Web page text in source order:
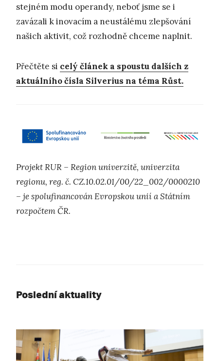
stejném modu operandy, neboť jsme se i
zavázali k inovacím a neustálému zlepšování
našich aktivit, což rozhodně chceme naplnit.
Přečtěte si celý článek a spoustu dalších z
aktuálního čísla Silverius na téma Růst.
Projekt RUR – Region univerzitě, univerzita
regionu, reg. č. CZ.10.02.01/00/22_002/0000210
– je spolufinancován Evropskou unií a Státním
rozpočtem ČR.
Poslední aktuality